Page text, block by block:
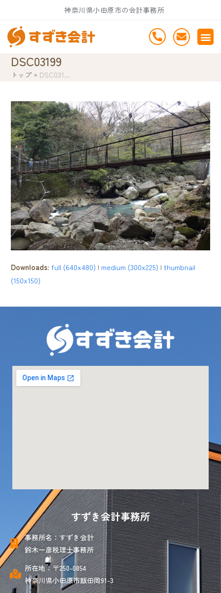
content
神奈川県小田原市の会計事務所
DSC03199
トップ » DSC031…
Downloads:full (640x480) | medium (300x225) |thumbnail
(150x150)
すずき会計事務所
事務所名：すずき会計
鈴木一彦税理士事務所
所在地：〒250-0854
神奈川県小田原市飯田岡91-3